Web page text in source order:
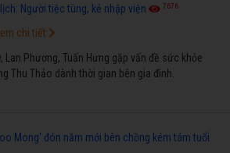
Người tiệc tùng, kẻ nhập viện 7676
Lan Phương, Tuấn Hưng gặp vấn đề sức khỏe
Thu Thảo dành thời gian bên gia đình.
chi tiết
Mong' đón năm mới bên chồng kém tám tuổi